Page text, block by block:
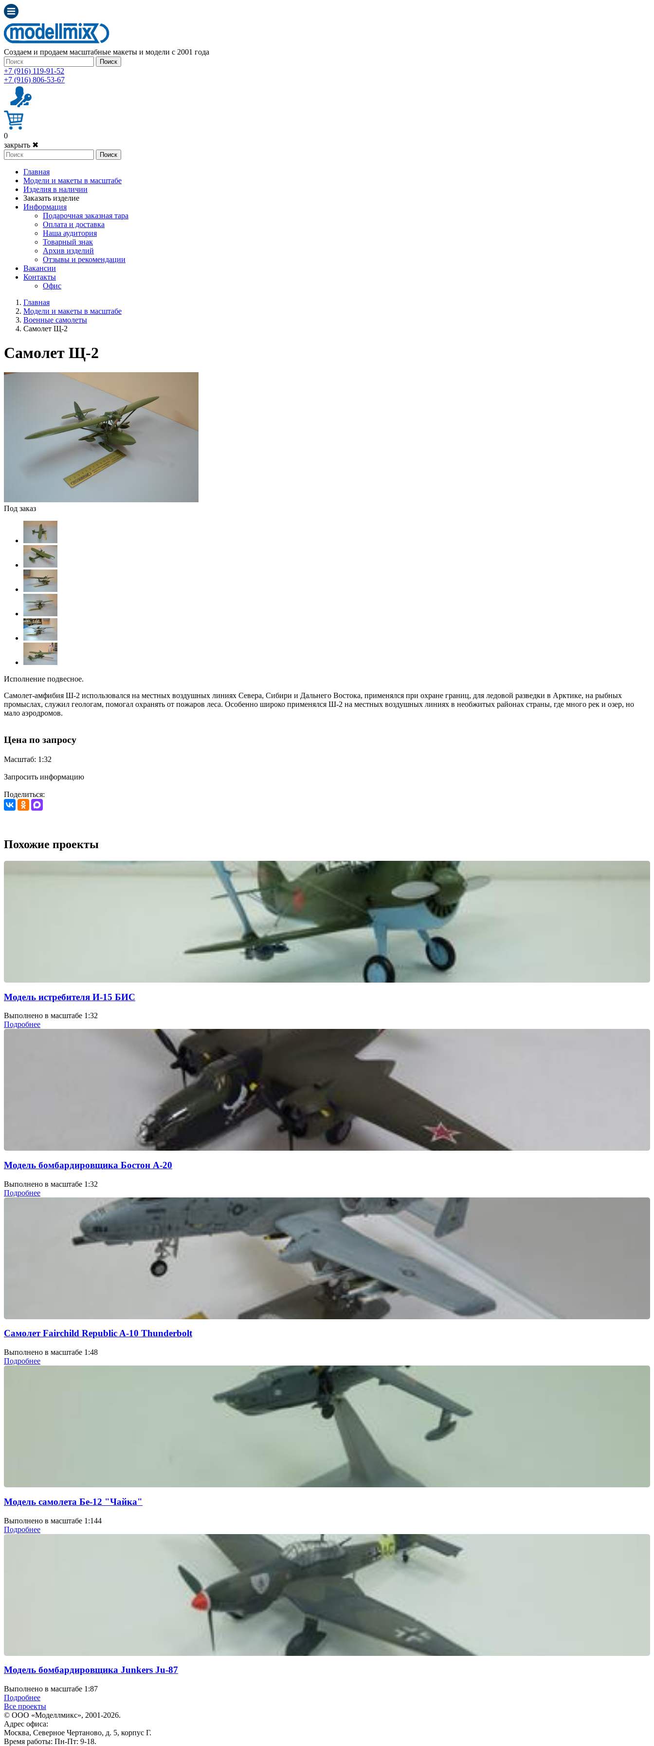
Создаем и продаем масштабные макеты и модели с 2001 года
Поиск
+7 (916) 119-91-52
+7 (916) 806-53-67
0
закрыть ✖
Поиск
Главная
Модели и макеты в масштабе
Изделия в наличии
Заказать изделие
Информация
Подарочная заказная тара
Оплата и доставка
Наша аудитория
Товарный знак
Архив изделий
Отзывы и рекомендации
Вакансии
Контакты
Офис
Главная
Модели и макеты в масштабе
Военные самолеты
Самолет Щ-2
Самолет Щ-2
Под заказ
Исполнение подвесное.
Самолет-амфибия Ш-2 использовался на местных воздушных линиях Севера, Сибири и Дальнего Востока, применялся при охране границ, для ледовой разведки в Арктике, на рыбных
промыслах, служил геологам, помогал охранять от пожаров леса. Особенно широко применялся Ш-2 на местных воздушных линиях в необжитых районах страны, где много рек и озер, но
мало аэродромов.
Цена по запросу
Масштаб: 1:32
Запросить информацию
Поделиться:
Похожие проекты
Модель истребителя И-15 БИС
Выполнено в масштабе 1:32
Подробнее
Модель бомбардировщика Бостон А-20
Выполнено в масштабе 1:32
Подробнее
Самолет Fairchild Republic A-10 Thunderbolt
Выполнено в масштабе 1:48
Подробнее
Модель самолета Бе-12 "Чайка"
Выполнено в масштабе 1:144
Подробнее
Модель бомбардировщика Junkers Ju-87
Выполнено в масштабе 1:87
Подробнее
Все проекты
© ООО «Моделлмикс», 2001-2026.
Адрес офиса:
Москва, Северное Чертаново, д. 5, корпус Г.
Время работы: Пн-Пт: 9-18.